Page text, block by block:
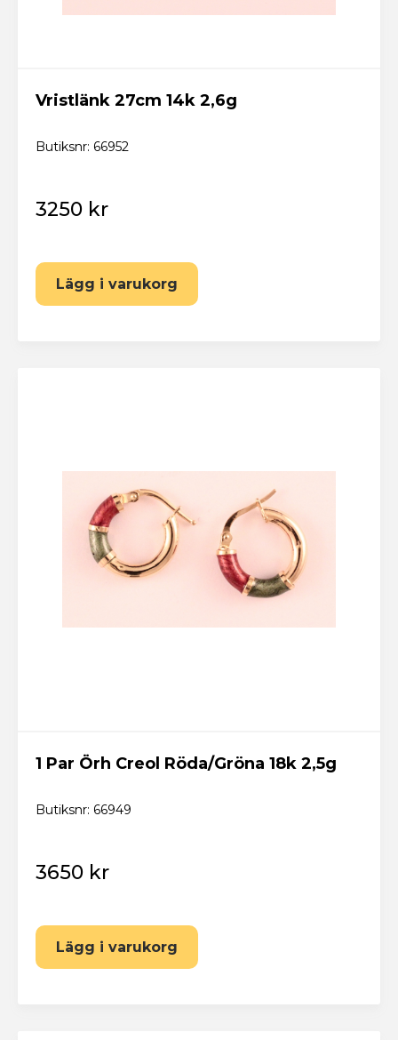
Vristlänk 27cm 14k 2,6g
Butiksnr: 66952
3250 kr
Lägg i varukorg
1 Par Örh Creol Röda/Gröna 18k 2,5g
Butiksnr: 66949
3650 kr
Lägg i varukorg